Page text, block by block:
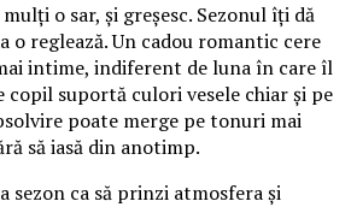
o sar, și greșesc. Sezonul îți dă
o reglează. Un cadou romantic cere
intime, indiferent de luna în care îl
copil suportă culori vesele chiar și pe
poate merge pe tonuri mai
să iasă din anotimp.
ca să prinzi atmosfera și